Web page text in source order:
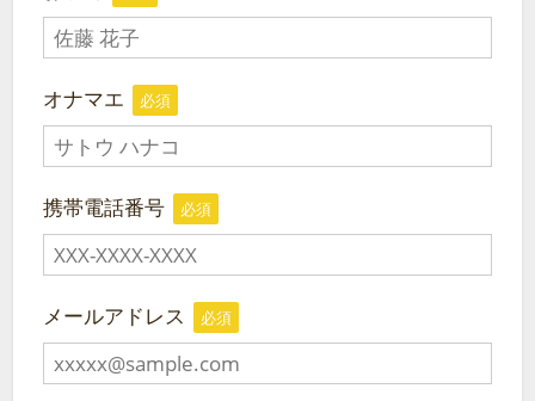
オナマエ 必須
携帯電話番号 必須
メールアドレス 必須